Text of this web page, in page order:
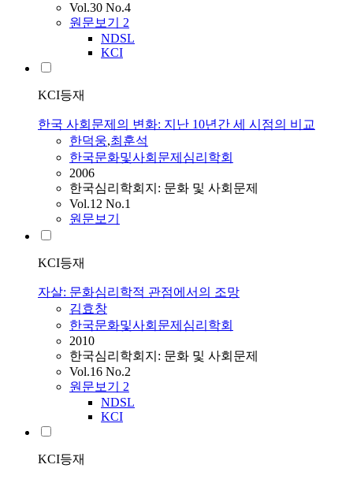
Vol.30 No.4
원문보기 2
NDSL
KCI
KCI등재
한국 사회문제의 변화: 지난 10년간 세 시점의 비교
한덕웅,최훈석
한국문화및사회문제심리학회
2006
한국심리학회지: 문화 및 사회문제
Vol.12 No.1
원문보기
KCI등재
자살: 문화심리학적 관점에서의 조망
김효창
한국문화및사회문제심리학회
2010
한국심리학회지: 문화 및 사회문제
Vol.16 No.2
원문보기 2
NDSL
KCI
KCI등재